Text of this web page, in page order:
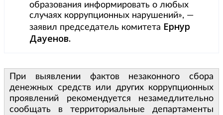
образования информировать о любых
случаях коррупционных нарушений», —
заявил председатель комитета Ернур
Дауенов.
При выявлении фактов незаконного сбора
денежных средств или других коррупционных
проявлений рекомендуется незамедлительно
сообщать в территориальные департаменты